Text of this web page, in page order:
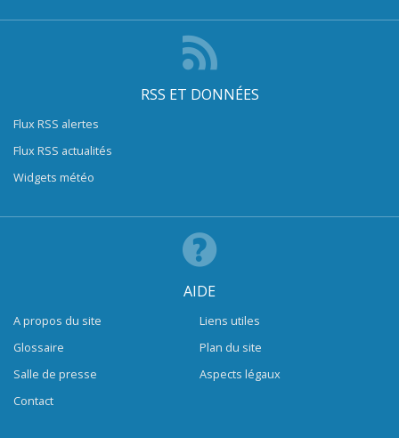
RSS ET DONNÉES
Flux RSS alertes
Flux RSS actualités
Widgets météo
AIDE
A propos du site
Glossaire
Salle de presse
Contact
Liens utiles
Plan du site
Aspects légaux